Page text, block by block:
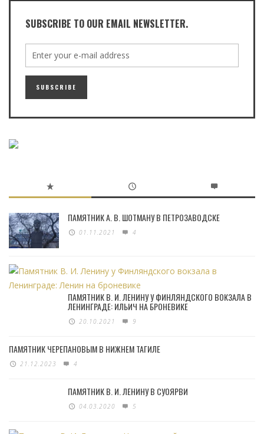
SUBSCRIBE TO OUR EMAIL NEWSLETTER.
ПАМЯТНИК А. В. ШОТМАНУ В ПЕТРОЗАВОДСКЕ
01.11.2021 4
ПАМЯТНИК В. И. ЛЕНИНУ У ФИНЛЯНДСКОГО ВОКЗАЛА В
ЛЕНИНГРАДЕ: ИЛЬИЧ НА БРОНЕВИКЕ
20.10.2021 9
ПАМЯТНИК ЧЕРЕПАНОВЫМ В НИЖНЕМ ТАГИЛЕ
21.12.2023 4
ПАМЯТНИК В. И. ЛЕНИНУ В СУОЯРВИ
04.03.2020 5